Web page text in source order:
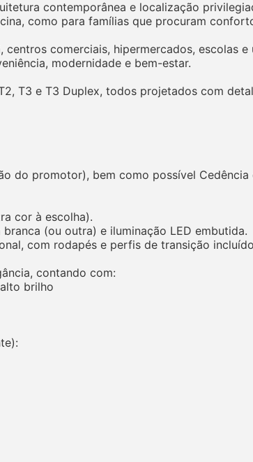
contemporânea e localização
como para famílias que procuram
comerciais, hipermercados, escolas
modernidade e bem-estar.
T3 e T3 Duplex, todos projetados com
do promotor), bem como possível
cor à escolha).
(ou outra) e iluminação LED embutida.
com rodapés e perfis de transição
contando com:
brilho